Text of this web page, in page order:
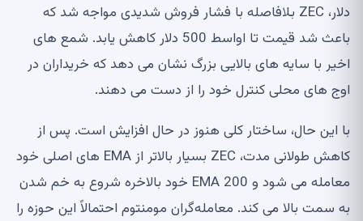
دلار، ZEC بلافاصله با فشار فروش شدیدی مواجه شد که
باعث شد قیمت تا اواسط 500 دلار کاهش یابد. شمع های
اخیر با سایه های بالایی بزرگ نشان می دهد که خریداران در
اوج های محلی کنترل خود را از دست می دهند.
با این حال، ساختار کلی هنوز در حال افزایش است. پس از
کاهش طولانی مدت، ZEC بسیار بالاتر از EMA های اصلی خود
معامله می شود و EMA 200 خود بالاخره شروع به خم شدن
به سمت بالا می کند. معامله‌گران مومنتوم احتمالاً این حوزه را